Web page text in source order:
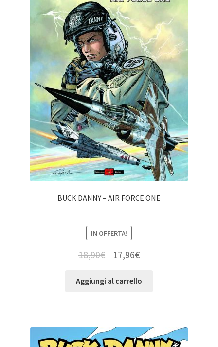
BUCK DANNY – AIR FORCE ONE
IN OFFERTA!
18,90€ 17,96€
Aggiungi al carrello